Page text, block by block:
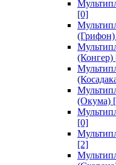
[0]
(Грифон)
(Конгер)
(Окума)
[0]
[2]